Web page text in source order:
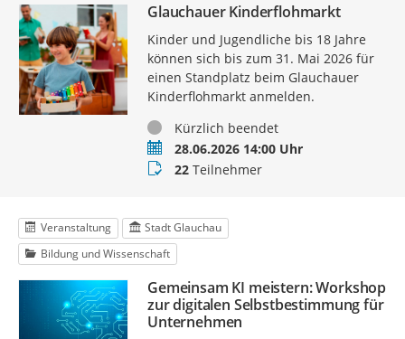
Glauchauer Kinderflohmarkt
Kinder und Jugendliche bis 18 Jahre
können sich bis zum 31. Mai 2026 für
einen Standplatz beim Glauchauer
Kinderflohmarkt anmelden.
StatusKürzlich beendet
Termin28.06.2026 14:00 Uhr
Teilnehmer
22Teilnehmer
Veranstaltung
Stadt Glauchau
Bildung und Wissenschaft
Gemeinsam KI meistern: Workshop
zur digitalen Selbstbestimmung für
Unternehmen